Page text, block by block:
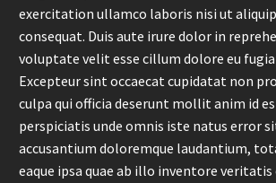
exercitation ullamco laboris nisi ut
consequat. Duis aute irure dolor in
voluptate velit esse cillum dolore eu
Excepteur sint occaecat cupidatat non
culpa qui officia deserunt mollit anim id
perspiciatis unde omnis iste natus error
accusantium doloremque laudantium,
eaque ipsa quae ab illo inventore veritatis